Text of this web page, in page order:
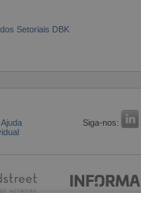
Setoriais DBK
Ajuda
Siga-nos: